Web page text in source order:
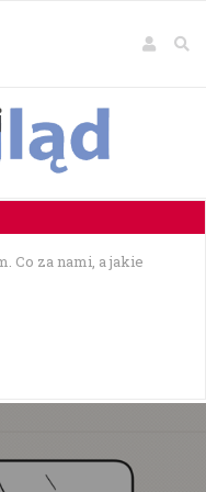
Co za nami, a jakie
— 19-latek stracił